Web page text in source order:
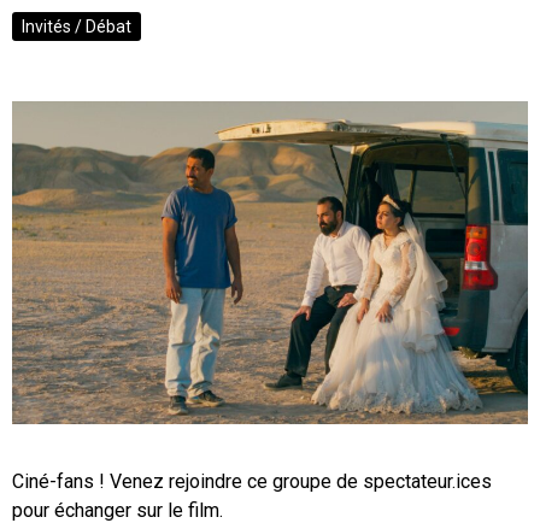
Invités / Débat
Ciné-fans ! Venez rejoindre ce groupe de spectateur.ices
pour échanger sur le film.